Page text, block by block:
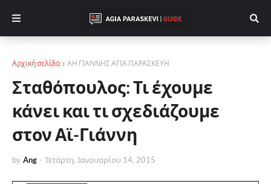
Αρχική σελίδα ΑΗ ΓΙΑΝΝΗΣ ΑΓΙΑ ΠΑΡΑΣΚΕΥΗ
Σταθόπουλος: Τι έχουμε
κάνει και τι σχεδιάζουμε
στον Αϊ-Γιάννη
by Ang - Τετάρτη, Ιανουαρίου 14, 2015